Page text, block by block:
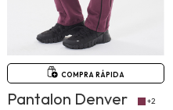
COMPRA RÁPIDA
Pantalon Denver +2